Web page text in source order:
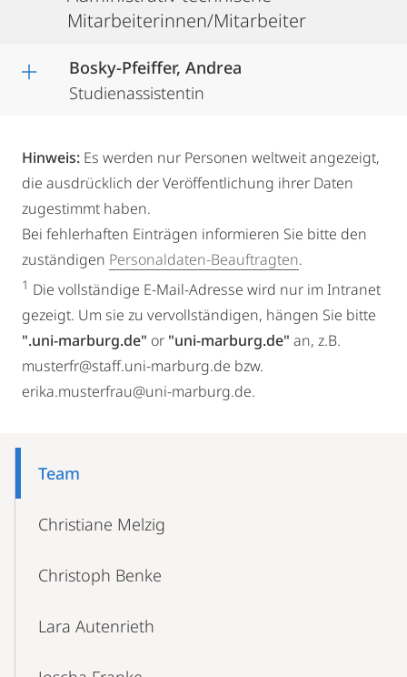
Mitarbeiterinnen/Mitarbeiter
Bosky-Pfeiffer, Andrea
Studienassistentin
Hinweis: Es werden nur Personen weltweit angezeigt,
die ausdrücklich der Veröffentlichung ihrer Daten
zugestimmt haben.
Bei fehlerhaften Einträgen informieren Sie bitte den
zuständigen Personaldaten-Beauftragten.
1 Die vollständige E-Mail-Adresse wird nur im Intranet
gezeigt. Um sie zu vervollständigen, hängen Sie bitte
".uni-marburg.de" or "uni-marburg.de" an, z.B.
musterfr@staff.uni-marburg.de bzw.
erika.musterfrau@uni-marburg.de.
Navigation
Team
Christiane Melzig
Christoph Benke
Lara Autenrieth